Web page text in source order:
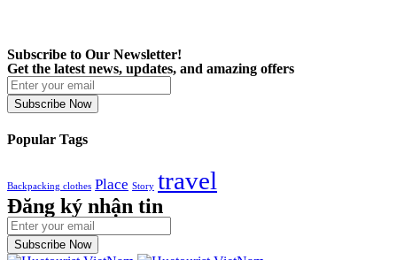
Subscribe to Our Newsletter!
Get the latest news, updates, and amazing offers
Subscribe Now
Popular Tags
Backpacking clothes Place Story travel
Đăng ký nhận tin
Subscribe Now